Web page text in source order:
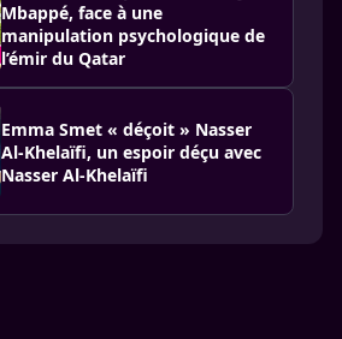
Mbappé, face à une
manipulation psychologique de
l’émir du Qatar
Emma Smet « déçoit » Nasser
Al-Khelaïfi, un espoir déçu avec
Nasser Al-Khelaïfi